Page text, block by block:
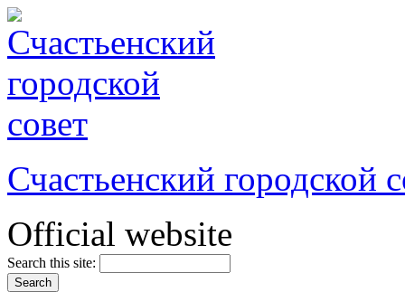
Счастьенский городской
Official website
Search this site: